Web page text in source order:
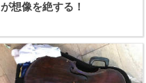
が想像を絶する！